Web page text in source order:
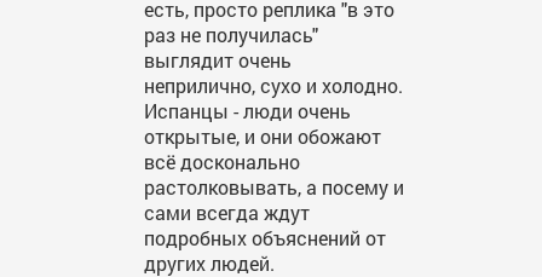
есть, просто реплика "в это
раз не получилась"
выглядит очень
неприлично, сухо и холодно.
Испанцы - люди очень
открытые, и они обожают
всё досконально
растолковывать, а посему и
сами всегда ждут
подробных объяснений от
других людей.